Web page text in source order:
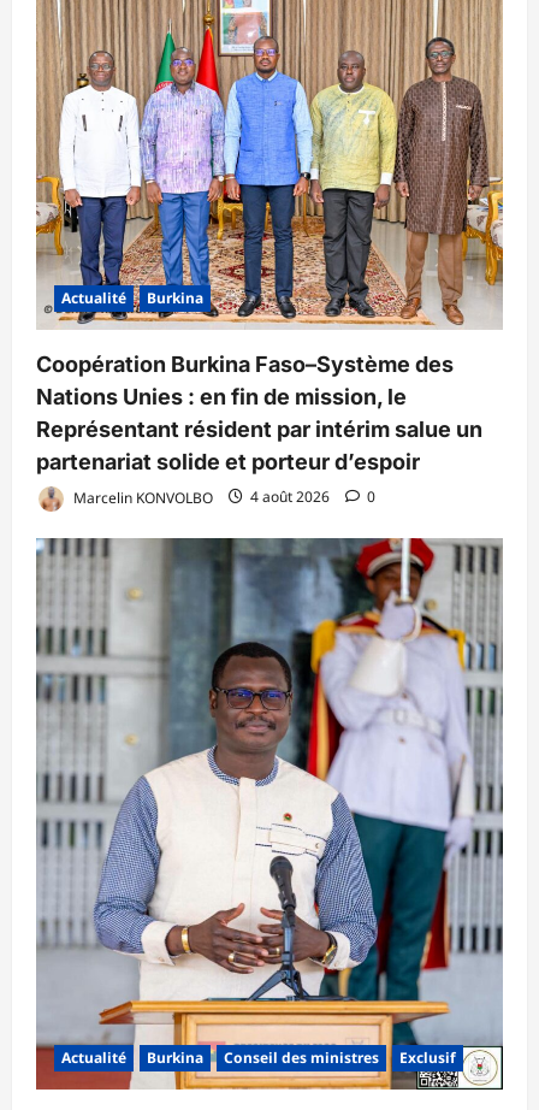
Actualité Burkina
Coopération Burkina Faso–Système des
Nations Unies : en fin de mission, le
Représentant résident par intérim salue un
partenariat solide et porteur d’espoir
Marcelin KONVOLBO 4 août 2026 0
Actualité Burkina Conseil des ministres Exclusif